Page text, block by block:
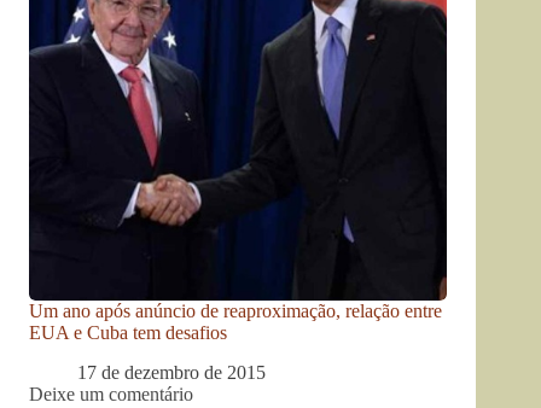
Um ano após anúncio de reaproximação, relação entre
EUA e Cuba tem desafios
17 de dezembro de 2015
Deixe um comentário